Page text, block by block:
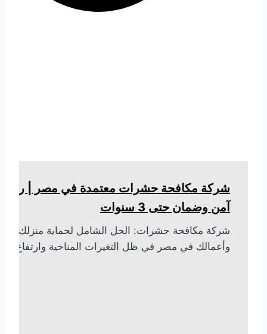
شركة مكافحة حشرات معتمدة في مصر | رش
آمن وضمان حتى 3 سنوات
شركة مكافحة حشرات: الحل الشامل لحماية منزلك
وأعمالك في مصر في ظل التغيرات المناخية وارتفاع…